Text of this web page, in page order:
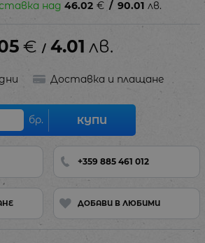
над 46.02 € / 90.01 лв.
€ / 4.01 лв.
Доставка и плащане
бр. КУПИ
+359 885 461 012
ДОБАВИ В ЛЮБИМИ